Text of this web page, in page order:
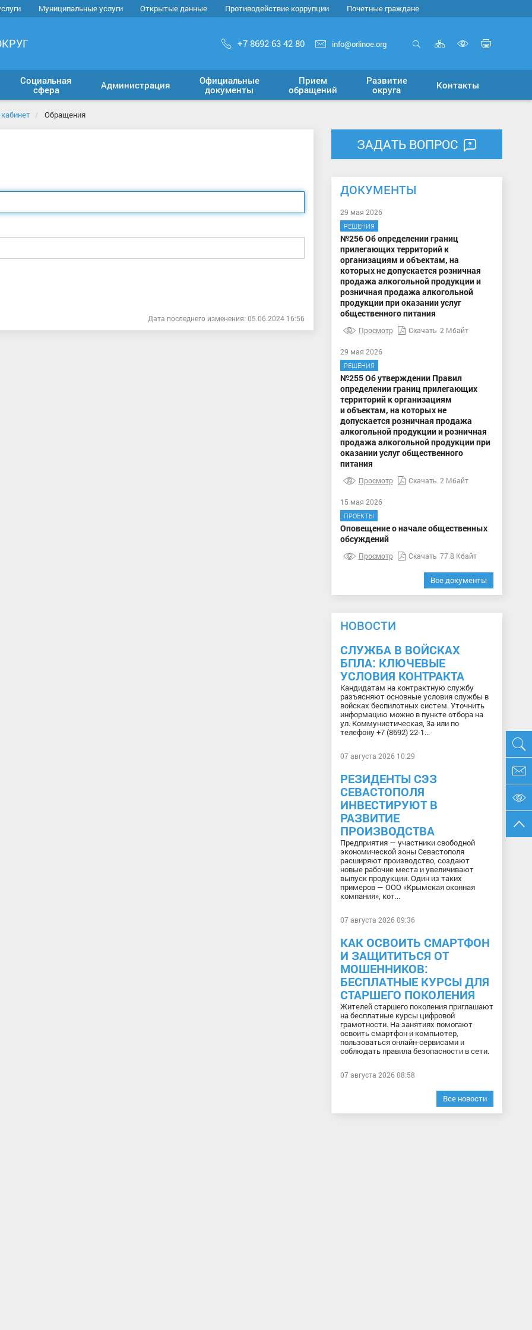
Муниципальные услуги Открытые данные Противодействие коррупции Почетные граждане
+7 8692 63 42 80 info@orlinoe.org Карта
сайта
версию
для
Социальная
сфера
Администрация
Официальные
документы
Прием
обращений
Развитие
округа
Контакты
Обращения
Дата последнего изменения: 05.06.2024 16:56
ЗАДАТЬ ВОПРОС
ДОКУМЕНТЫ
29 мая 2026
РЕШЕНИЯ
№256 Об определении границ
прилегающих территорий к
организациям и объектам, на
которых не допускается розничная
продажа алкогольной продукции и
розничная продажа алкогольной
продукции при оказании услуг
общественного питания
Просмотр Скачать 2 Мбайт
29 мая 2026
РЕШЕНИЯ
№255 Об утверждении Правил
определении границ прилегающих
территорий к организациям
и объектам, на которых не
допускается розничная продажа
алкогольной продукции и розничная
продажа алкогольной продукции при
оказании услуг общественного
питания
Просмотр Скачать 2 Мбайт
15 мая 2026
ПРОЕКТЫ
Оповещение о начале общественных
обсуждений
Просмотр Скачать 77.8 Кбайт
Все документы
НОВОСТИ
СЛУЖБА В ВОЙСКАХ
БПЛА: КЛЮЧЕВЫЕ
УСЛОВИЯ КОНТРАКТА
Кандидатам на контрактную службу
разъясняют основные условия службы в
войсках беспилотных систем. Уточнить
информацию можно в пункте отбора на
ул. Коммунистическая, 3а или по
телефону +7 (8692) 22-1...
07 августа 2026 10:29
РЕЗИДЕНТЫ СЭЗ
СЕВАСТОПОЛЯ
ИНВЕСТИРУЮТ В
РАЗВИТИЕ
ПРОИЗВОДСТВА
Предприятия — участники свободной
экономической зоны Севастополя
расширяют производство, создают
новые рабочие места и увеличивают
выпуск продукции. Один из таких
примеров — ООО «Крымская оконная
компания», кот...
07 августа 2026 09:36
КАК ОСВОИТЬ СМАРТФОН
И ЗАЩИТИТЬСЯ ОТ
МОШЕННИКОВ:
БЕСПЛАТНЫЕ КУРСЫ ДЛЯ
СТАРШЕГО ПОКОЛЕНИЯ
Жителей старшего поколения приглашают
на бесплатные курсы цифровой
грамотности. На занятиях помогают
освоить смартфон и компьютер,
пользоваться онлайн-сервисами и
соблюдать правила безопасности в сети.
07 августа 2026 08:58
Все новости